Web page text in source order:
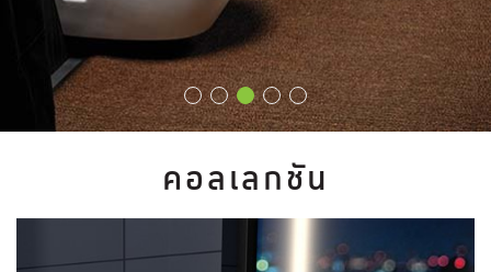
คอลเลกชัน